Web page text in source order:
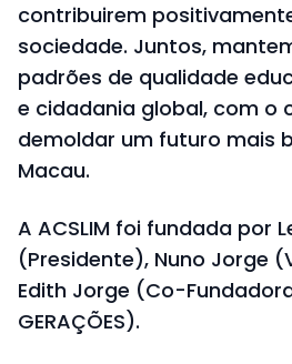
contribuirem
sociedade. Juntos,
padrões de qualidade
e cidadania global, com o
demoldar um futuro mais
Macau.
A ACSLIM foi fundada por
(Presidente), Nuno Jorge
Edith Jorge (Co-
GERAÇÕES).